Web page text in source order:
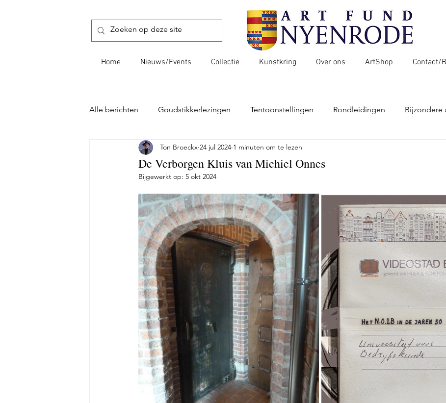
Home Nieuws/Events Collectie Kunstkring Over ons ArtShop Contact/
Alle berichten Goudstikkerlezingen Tentoonstellingen Rondleidingen Bijzondere
Bestuursberichten Kasteel en landgoed Erfgoed
De Verborgen Kluis van Michiel Onnes
Ton Broeckx 24 jul 2024 1 minuten om te lezen
Bijgewerkt op: 5 okt 2024